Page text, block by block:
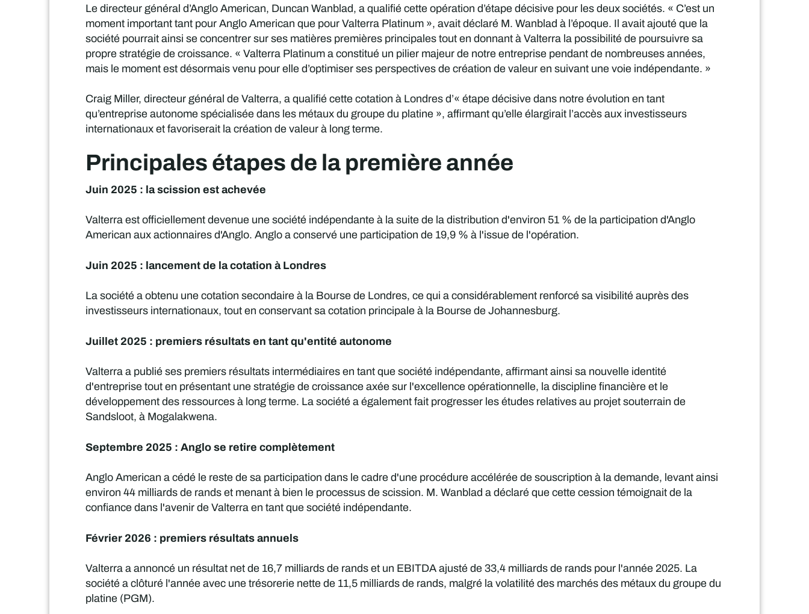
Le directeur général d’Anglo American, Duncan Wanblad, a qualifié cette opération d’étape décisive pour les deux sociétés. « C’est un
moment important tant pour Anglo American que pour Valterra Platinum », avait déclaré M. Wanblad à l’époque. Il avait ajouté que la
société pourrait ainsi se concentrer sur ses matières premières principales tout en donnant à Valterra la possibilité de poursuivre sa
propre stratégie de croissance. « Valterra Platinum a constitué un pilier majeur de notre entreprise pendant de nombreuses années,
mais le moment est désormais venu pour elle d’optimiser ses perspectives de création de valeur en suivant une voie indépendante. »
Craig Miller, directeur général de Valterra, a qualifié cette cotation à Londres d’« étape décisive dans notre évolution en tant
qu’entreprise autonome spécialisée dans les métaux du groupe du platine », affirmant qu’elle élargirait l’accès aux investisseurs
internationaux et favoriserait la création de valeur à long terme.
Principales étapes de la première année
Juin 2025 : la scission est achevée
Valterra est officiellement devenue une société indépendante à la suite de la distribution d'environ 51 % de la participation d'Anglo
American aux actionnaires d'Anglo. Anglo a conservé une participation de 19,9 % à l'issue de l'opération.
Juin 2025 : lancement de la cotation à Londres
La société a obtenu une cotation secondaire à la Bourse de Londres, ce qui a considérablement renforcé sa visibilité auprès des
investisseurs internationaux, tout en conservant sa cotation principale à la Bourse de Johannesburg.
Juillet 2025 : premiers résultats en tant qu'entité autonome
Valterra a publié ses premiers résultats intermédiaires en tant que société indépendante, affirmant ainsi sa nouvelle identité
d'entreprise tout en présentant une stratégie de croissance axée sur l'excellence opérationnelle, la discipline financière et le
développement des ressources à long terme. La société a également fait progresser les études relatives au projet souterrain de
Sandsloot, à Mogalakwena.
Septembre 2025 : Anglo se retire complètement
Anglo American a cédé le reste de sa participation dans le cadre d'une procédure accélérée de souscription à la demande, levant ainsi
environ 44 milliards de rands et menant à bien le processus de scission. M. Wanblad a déclaré que cette cession témoignait de la
confiance dans l'avenir de Valterra en tant que société indépendante.
Février 2026 : premiers résultats annuels
Valterra a annoncé un résultat net de 16,7 milliards de rands et un EBITDA ajusté de 33,4 milliards de rands pour l'année 2025. La
société a clôturé l'année avec une trésorerie nette de 11,5 milliards de rands, malgré la volatilité des marchés des métaux du groupe du
platine (PGM).